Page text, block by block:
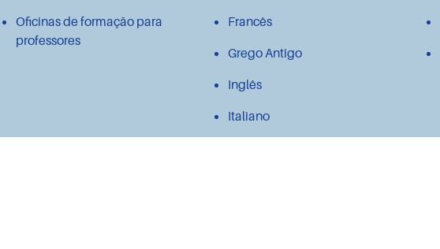
Oficinas de formação para
professores
Francês
Grego Antigo
Inglês
Italiano